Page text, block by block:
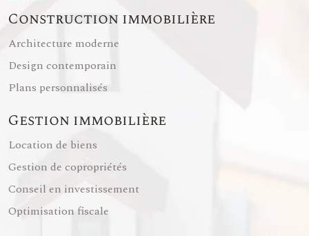
Construction immobilière
Architecture moderne
Design contemporain
Plans personnalisés
Gestion immobilière
Location de biens
Gestion de copropriétés
Conseil en investissement
Optimisation fiscale